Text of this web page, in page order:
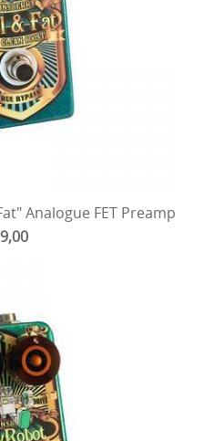
Analogue FET Preamp